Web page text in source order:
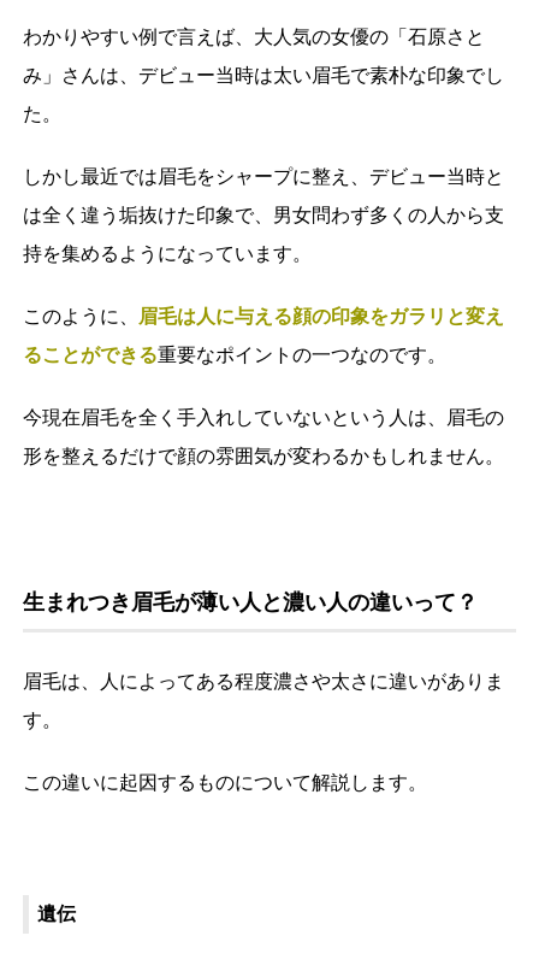
わかりやすい例で言えば、大人気の女優の「石原さと
み」さんは、デビュー当時は太い眉毛で素朴な印象でし
た。
しかし最近では眉毛をシャープに整え、デビュー当時と
は全く違う垢抜けた印象で、男女問わず多くの人から支
持を集めるようになっています。
このように、
眉毛は人に与える顔の印象をガラリと変え
ることができる重要なポイントの一つなのです。
今現在眉毛を全く手入れしていないという人は、眉毛の
形を整えるだけで顔の雰囲気が変わるかもしれません。
生まれつき眉毛が薄い人と濃い人の違いって？
眉毛は、人によってある程度濃さや太さに違いがありま
す。
この違いに起因するものについて解説します。
遺伝